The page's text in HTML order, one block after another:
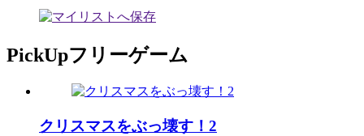
PickUpフリーゲーム
クリスマスをぶっ壊す！2